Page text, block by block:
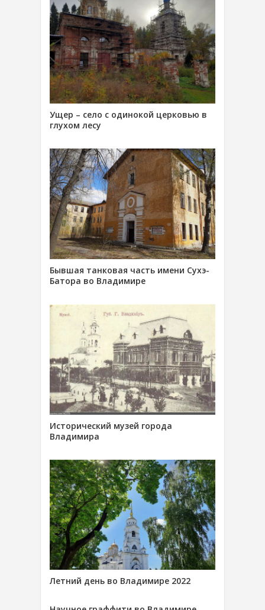
Ущер – село с одинокой церковью в
глухом лесу
Бывшая танковая часть имени Сухэ-
Батора во Владимире
Исторический музей города
Владимира
Летний день во Владимире 2022